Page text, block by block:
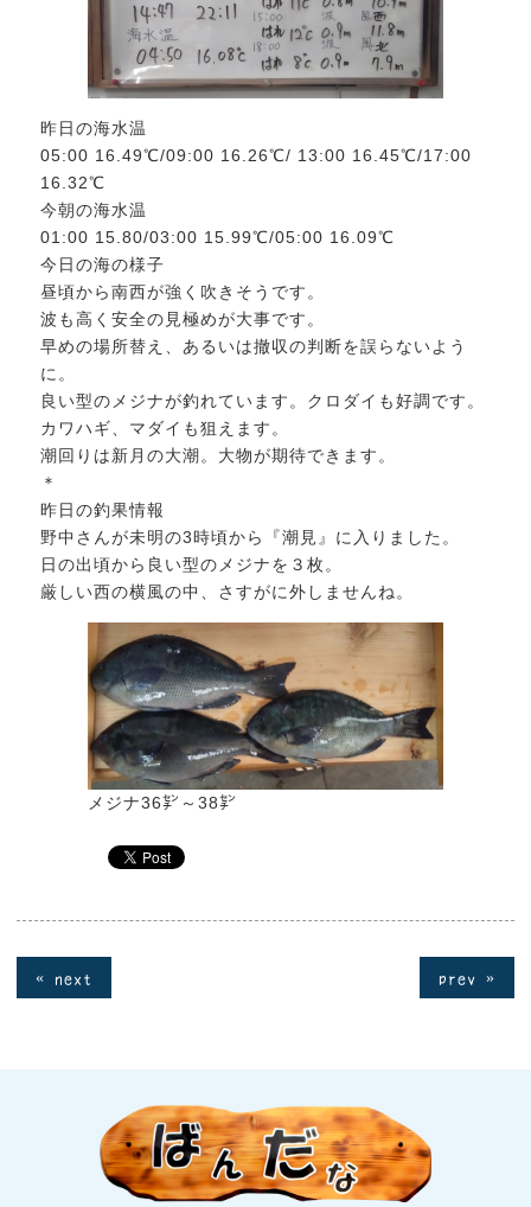
昨日の海水温
05:00 16.49℃/09:00 16.26℃/ 13:00 16.45℃/17:00
16.32℃
今朝の海水温
01:00 15.80/03:00 15.99℃/05:00 16.09℃
今日の海の様子
昼頃から南西が強く吹きそうです。
波も高く安全の見極めが大事です。
早めの場所替え、あるいは撤収の判断を誤らないよう
に。
良い型のメジナが釣れています。クロダイも好調です。
カワハギ、マダイも狙えます。
潮回りは新月の大潮。大物が期待できます。
＊
昨日の釣果情報
野中さんが未明の3時頃から『潮見』に入りました。
日の出頃から良い型のメジナを３枚。
厳しい西の横風の中、さすがに外しませんね。
メジナ36㌢～38㌢
« next prev »